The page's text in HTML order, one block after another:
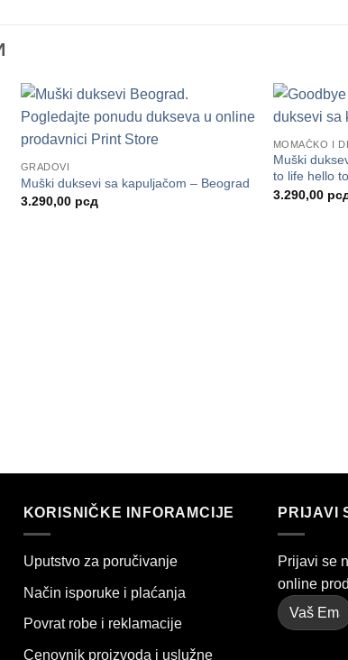
GRADOVI
Muški duksevi sa kapuljačom – Beograd
3.290,00 рсд
MOMAČKO I
Muški
to life hello
3.290,00
KORISNIČKE INFORAMCIJE
Uputstvo za poručivanje
Način isporuke i plaćanja
Povrat robe i reklamacije
Cenovnik proizvoda i uslužne
PRIJAVI
Prijavi se
online